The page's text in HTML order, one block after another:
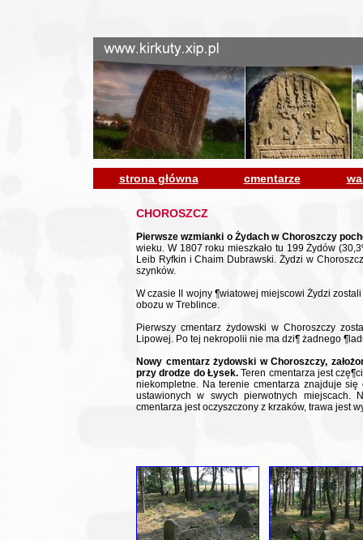
strona główna cmentarze
CHOROSZCZ
Pierwsze wzmianki o Żydach w Choroszczy
wieku. W 1807 roku mieszkało tu 199 Żydów
Leib Ryfkin i Chaim Dubrawski. Żydzi w
szynków.
W czasie II wojny ¶wiatowej miejscowi Żydzi
obozu w Treblince.
Pierwszy cmentarz żydowski w Choroszczy
Lipowej. Po tej nekropolii nie ma dzi¶ żadnego
Nowy cmentarz żydowski w Choroszczy,
przy drodze do Łysek.Teren cmentarza jest
niekompletne. Na terenie cmentarza znajduje
ustawionych w swych pierwotnych miejscach.
cmentarza jest oczyszczony z krzaków, trawa jest